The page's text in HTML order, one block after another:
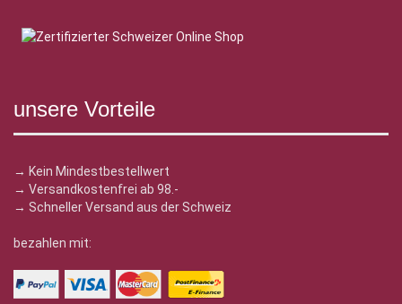
unsere Vorteile
→ Kein Mindestbestellwert
→ Versandkostenfrei ab 98.-
→ Schneller Versand aus der Schweiz
bezahlen mit: